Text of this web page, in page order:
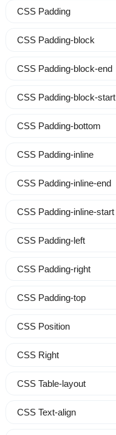
CSS Padding
CSS Padding-block
CSS Padding-block-end
CSS Padding-block-start
CSS Padding-bottom
CSS Padding-inline
CSS Padding-inline-end
CSS Padding-inline-start
CSS Padding-left
CSS Padding-right
CSS Padding-top
CSS Position
CSS Right
CSS Table-layout
CSS Text-align